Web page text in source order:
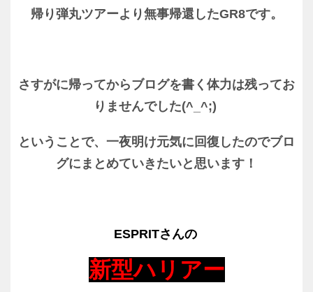
帰り弾丸ツアーより無事帰還したGR8です。
さすがに帰ってからブログを書く体力は残ってお
りませんでした(^_^;)
ということで、一夜明け元気に回復したのでブロ
グにまとめていきたいと思います！
ESPRITさんの
新型ハリアー